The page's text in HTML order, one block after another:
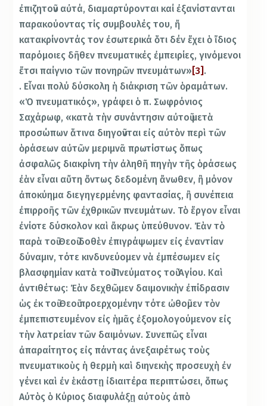
ἐπιζητοῦν αὐτά, διαμαρτύρονται καί ἐξανίστανται
παρακούοντας τίς συμβουλές του, ἤ
κατακρίνοντάς τον ἐσωτερικά ὅτι δέν ἔχει ὁ ἴδιος
παρόμοιες δῆθεν πνευματικές ἐμπειρίες, γινόμενοι
ἔτσι παίγνιο τῶν πονηρῶν πνευμάτων» [3] .
. Εἶναι πολύ δύσκολη ἡ διάκριση τῶν ὁραμάτων.
«Ὁ πνευματικός», γράφει ὁ π. Σωφρόνιος
Σαχάρωφ, «κατὰ τὴν συνάντησιν αὐτοῦ μετὰ
προσώπων ἅτινα διηγοῦνται εἰς αὐτὸν περὶ τῶν
ὁράσεων αὐτῶν μεριμνᾶ πρωτίστως ὅπως
ἀσφαλῶς διακρίνη τὴν ἀληθῆ πηγὴν τῆς ὁράσεως
ἐὰν εἶναι αὔτη ὄντως δεδομένη ἄνωθεν, ἢ μόνον
ἀποκύημα διεγηγερμένης φαντασίας, ἢ συνέπεια
ἐπιρροῆς τῶν ἐχθρικῶν πνευμάτων. Τὸ ἔργον εἶναι
ἐνίοτε δύσκολον καὶ ἄκρως ὑπεύθυνον. Ἐὰν τὸ
παρὰ τοῦ Θεοῦ δοθὲν ἐπιγράψωμεν εἰς ἐναντίαν
δύναμιν, τότε κινδυνεύομεν νὰ ἐμπέσωμεν εἰς
βλασφημίαν κατὰ τοῦ Πνεύματος τοῦ Ἁγίου. Καὶ
ἀντιθέτως: Ἐὰν δεχθῶμεν δαιμονικὴν ἐπίδρασιν
ὡς ἐκ τοῦ Θεοῦ προερχομένην τότε ὠθοῦμεν τὸν
ἐμπεπιστευμένον εἰς ἡμᾶς ἐξομολογούμενον εἰς
τὴν λατρείαν τῶν δαιμόνων. Συνεπῶς εἶναι
ἀπαραίτητος εἰς πάντας ἀνεξαιρέτως τοὺς
πνευματικοὺς ἡ θερμὴ καὶ διηνεκὴς προσευχὴ ἐν
γένει καὶ ἐν ἑκάστῃ ἰδιαιτέρα περιπτώσει, ὅπως
Αὐτὸς ὁ Κύριος διαφυλάξῃ αὐτοὺς ἀπὸ